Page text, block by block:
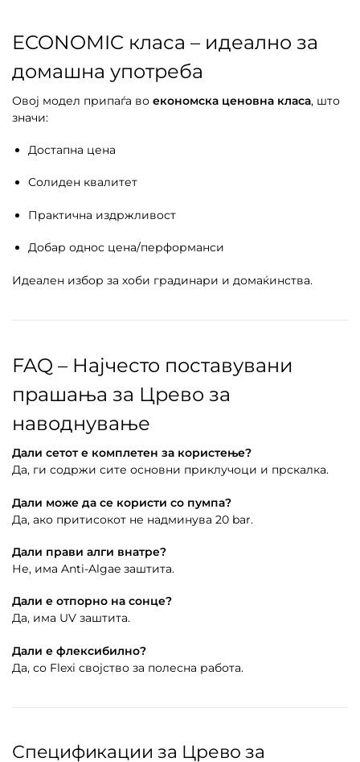
ECONOMIC класа – идеално за
домашна употреба
Овој модел припаѓа во економска ценовна класа, што
значи:
Достапна цена
Солиден квалитет
Практична издржливост
Добар однос цена/перформанси
Идеален избор за хоби градинари и домаќинства.
FAQ – Најчесто поставувани
прашања за Црево за
наводнување
Дали сетот е комплетен за користење?
Да, ги содржи сите основни приклучоци и прскалка.
Дали може да се користи со пумпа?
Да, ако притисокот не надминува 20 bar.
Дали прави алги внатре?
Не, има Anti-Algae заштита.
Дали е отпорно на сонце?
Да, има UV заштита.
Дали е флексибилно?
Да, со Flexi својство за полесна работа.
Спецификации за Црево за